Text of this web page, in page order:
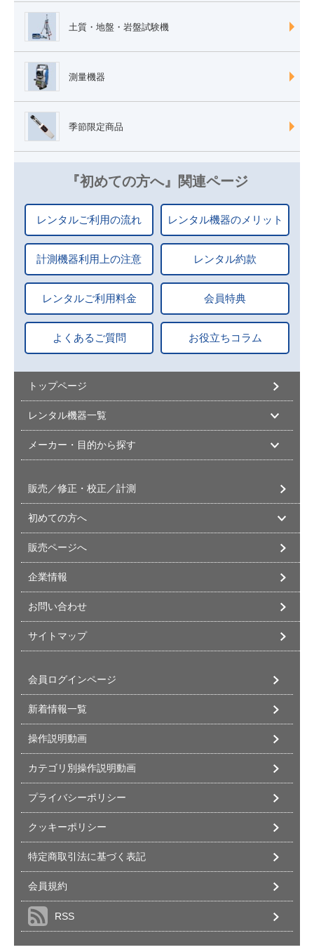
土質・地盤・岩盤試験機
測量機器
季節限定商品
『初めての方へ』関連ページ
レンタルご利用の流れ レンタル機器のメリット
計測機器利用上の注意 レンタル約款
レンタルご利用料金 会員特典
よくあるご質問 お役立ちコラム
トップページ
レンタル機器一覧
メーカー・目的から探す
販売／修正・校正／計測
初めての方へ
販売ページへ
企業情報
お問い合わせ
サイトマップ
会員ログインページ
新着情報一覧
操作説明動画
カテゴリ別操作説明動画
プライバシーポリシー
クッキーポリシー
特定商取引法に基づく表記
会員規約
RSS